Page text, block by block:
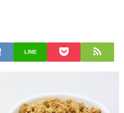
LINE